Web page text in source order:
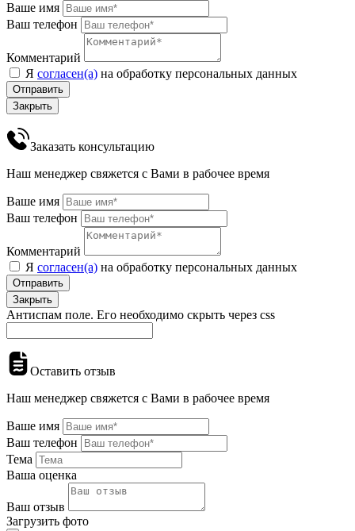
Ваше имя
Ваш телефон
Комментарий
Я согласен(а) на обработку персональных данных
Отправить
Закрыть
Заказать консультацию
Наш менеджер свяжется с Вами в рабочее время
Ваше имя
Ваш телефон
Комментарий
Я согласен(а) на обработку персональных данных
Отправить
Закрыть
Антиспам поле. Его необходимо скрыть через css
Оставить отзыв
Наш менеджер свяжется с Вами в рабочее время
Ваше имя
Ваш телефон
Тема
Ваша оценка
Ваш отзыв
Загрузить фото